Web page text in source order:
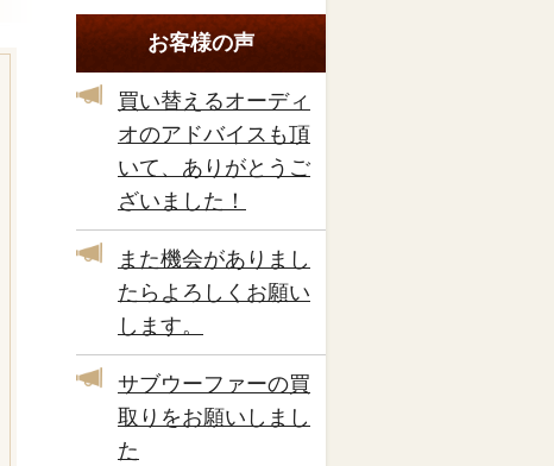
お客様の声
買い替えるオーディ
オのアドバイスも頂
いて、ありがとうご
ざいました！
また機会がありまし
たらよろしくお願い
します。
サブウーファーの買
取りをお願いしまし
た